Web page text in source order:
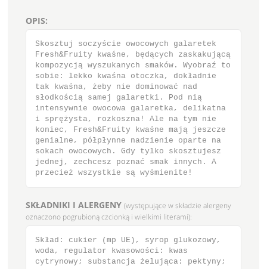
OPIS:
Skosztuj soczyście owocowych galaretek
Fresh&Fruity kwaśne, będących zaskakującą
kompozycją wyszukanych smaków. Wyobraź to
sobie: lekko kwaśna otoczka, dokładnie
tak kwaśna, żeby nie dominować nad
słodkością samej galaretki. Pod nią
intensywnie owocowa galaretka, delikatna
i sprężysta, rozkoszna! Ale na tym nie
koniec, Fresh&Fruity kwaśne mają jeszcze
genialne, półpłynne nadzienie oparte na
sokach owocowych. Gdy tylko skosztujesz
jednej, zechcesz poznać smak innych. A
przecież wszystkie są wyśmienite!
SKŁADNIKI I ALERGENY (występujące w składzie alergeny
oznaczono pogrubioną czcionką i wielkimi literami):
Skład: cukier (mp UE), syrop glukozowy,
woda, regulator kwasowości: kwas
cytrynowy; substancja żelująca: pektyny;